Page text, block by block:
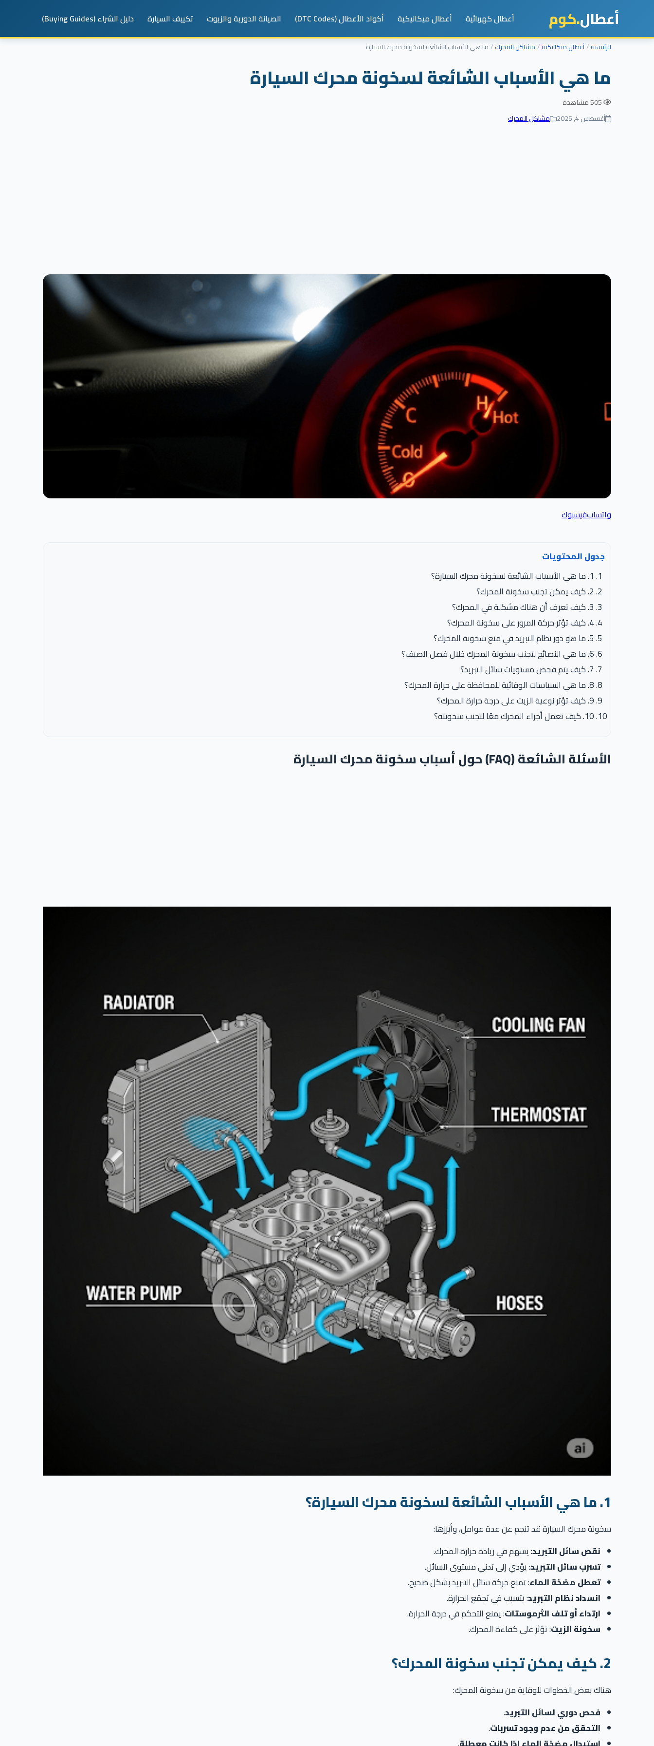
أعطال.كوم أعطال كهربائية أعطال ميكانيكية أكواد الأعطال (DTC Codes) الصيانة الدورية والزيوت تكييف السيارة دليل الشراء (Buying Guides)
الرئيسية أعطال ميكانيكية مشاكل المحرك ما هي الأسباب الشائعة لسخونة محرك السيارة
ما هي الأسباب الشائعة لسخونة محرك السيارة
أغسطس 4, 2025 مشاكل المحرك
واتسابفيسبوك
جدول المحتويات
1. ما هي الأسباب الشائعة لسخونة محرك السيارة؟
2. كيف يمكن تجنب سخونة المحرك؟
3. كيف تعرف أن هناك مشكلة في المحرك؟
4. كيف تؤثر حركة المرور على سخونة المحرك؟
5. ما هو دور نظام التبريد في منع سخونة المحرك؟
6. ما هي النصائح لتجنب سخونة المحرك خلال فصل الصيف؟
7. كيف يتم فحص مستويات سائل التبريد؟
8. ما هي السياسات الوقائية للمحافظة على حرارة المحرك؟
9. كيف تؤثر نوعية الزيت على درجة حرارة المحرك؟
10. كيف تعمل أجزاء المحرك معًا لتجنب سخونته؟
الأسئلة الشائعة (FAQ) حول أسباب سخونة محرك السيارة
1. ما هي الأسباب الشائعة لسخونة محرك السيارة؟
سخونة محرك السيارة قد تنجم عن عدة عوامل، وأبرزها:
نقص سائل التبريد: يسهم في زيادة حرارة المحرك.
تسرب سائل التبريد: يؤدي إلى تدني مستوى السائل.
تعطل مضخة الماء: تمنع حركة سائل التبريد بشكل صحيح.
انسداد نظام التبريد: يتسبب في تجمّع الحرارة.
ارتداء أو تلف الثرموستات: يمنع التحكم في درجة الحرارة.
سخونة الزيت: تؤثر على كفاءة المحرك.
2. كيف يمكن تجنب سخونة المحرك؟
هناك بعض الخطوات للوقاية من سخونة المحرك:
فحص دوري لسائل التبريد.
التحقق من عدم وجود تسربات.